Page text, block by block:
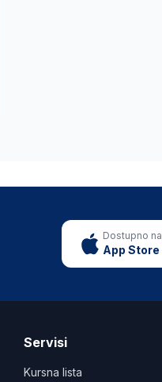
Dostupno na
App Store
Servisi
Kursna lista